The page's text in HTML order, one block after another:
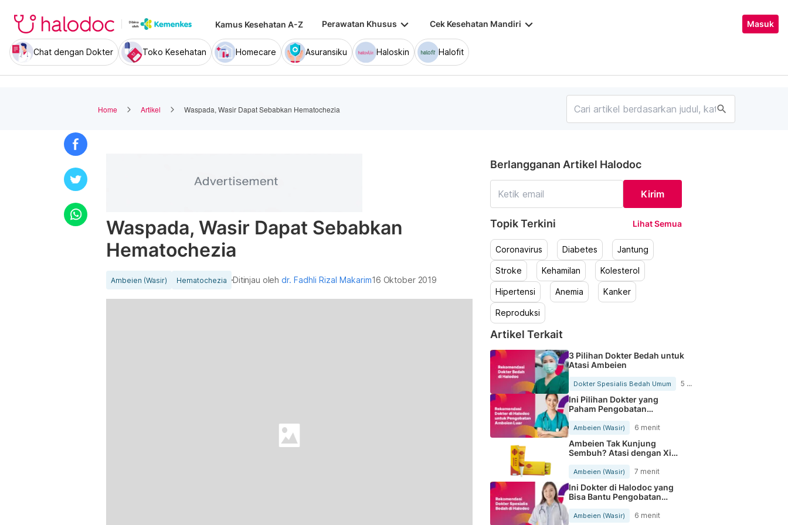
Kamus Kesehatan A-Z Perawatan Khusus keyboard_arrow_down Cek Kesehatan Mandiri keyboard_arrow_down Masuk
Chat dengan Dokter Toko Kesehatan Homecare Asuransiku Haloskin Halofit
Home Artikel Waspada, Wasir Dapat Sebabkan Hematochezia search
Waspada, Wasir Dapat Sebabkan
Hematochezia
Ambeien (Wasir) Hematochezia Ditinjau olehdr. Fadhli Rizal Makarim16 Oktober 2019
Berlangganan Artikel Halodoc
Kirim
Topik Terkini Lihat Semua
Coronavirus Diabetes Jantung
Stroke Kehamilan Kolesterol
Hipertensi Anemia Kanker
Reproduksi
Artikel Terkait
3 Pilihan Dokter Bedah untuk
Atasi Ambeien
Dokter Spesialis Bedah Umum 5 menit
Ini Pilihan Dokter yang
Paham Pengobatan
Ambeien (Wasir) 6 menit
Ambeien Tak Kunjung
Sembuh? Atasi dengan Xi
Herbal Peraih MURI
Ambeien (Wasir) 7 menit
Ini Dokter di Halodoc yang
Bisa Bantu Pengobatan
Ambeien (Wasir) 6 menit